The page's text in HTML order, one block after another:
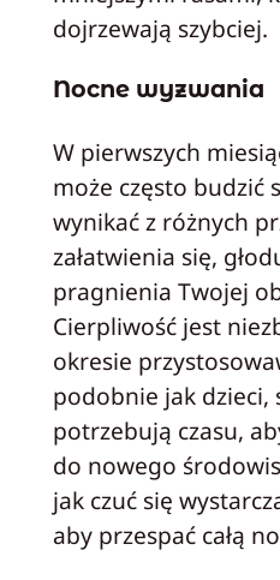
dojrzewają szybciej.
Nocne wyzwania
W pierwszych
może często budzić
wynikać z różnych
załatwienia się,
pragnienia Twojej
Cierpliwość jest
okresie
podobnie jak dzieci,
potrzebują czasu,
do nowego
jak czuć się
aby przespać całą